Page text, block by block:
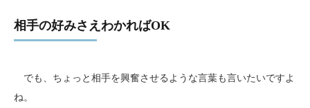
相手の好みさえわかればOK
でも、ちょっと相手を興奮させるような言葉も言いたいですよ
ね。